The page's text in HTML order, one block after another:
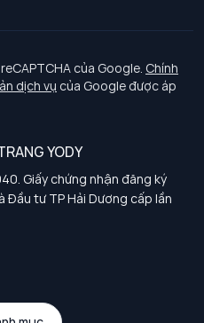
sức khoẻ nghề nghiệp
của Google. Chính
dịch vụ của Google được áp
YODY
Giấy chứng nhận đăng ký
Đầu tư TP Hải Dương cấp lần